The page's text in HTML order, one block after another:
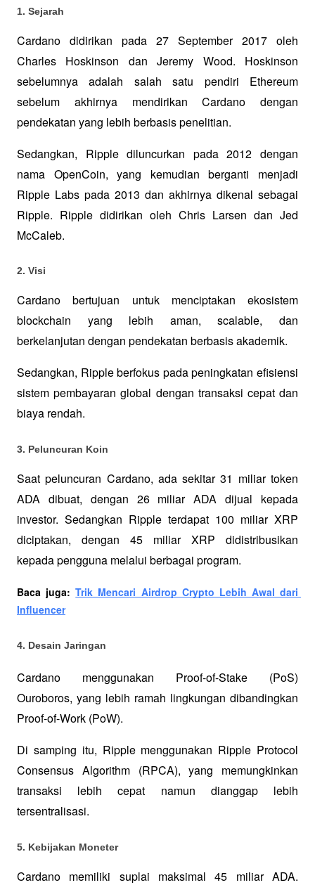
1. Sejarah
Cardano didirikan pada 27 September 2017 oleh
Charles Hoskinson dan Jeremy Wood. Hoskinson
sebelumnya adalah salah satu pendiri Ethereum
sebelum akhirnya mendirikan Cardano dengan
pendekatan yang lebih berbasis penelitian.
Sedangkan, Ripple diluncurkan pada 2012 dengan
nama OpenCoin, yang kemudian berganti menjadi
Ripple Labs pada 2013 dan akhirnya dikenal sebagai
Ripple. Ripple didirikan oleh Chris Larsen dan Jed
McCaleb.
2. Visi
Cardano bertujuan untuk menciptakan ekosistem
blockchain yang lebih aman, scalable, dan
berkelanjutan dengan pendekatan berbasis akademik.
Sedangkan, Ripple berfokus pada peningkatan efisiensi
sistem pembayaran global dengan transaksi cepat dan
biaya rendah.
3. Peluncuran Koin
Saat peluncuran Cardano, ada sekitar 31 miliar token
ADA dibuat, dengan 26 miliar ADA dijual kepada
investor. Sedangkan Ripple terdapat 100 miliar XRP
diciptakan, dengan 45 miliar XRP didistribusikan
kepada pengguna melalui berbagai program.
Baca juga: Trik Mencari Airdrop Crypto Lebih Awal dari
Influencer
4. Desain Jaringan
Cardano menggunakan Proof-of-Stake (PoS)
Ouroboros, yang lebih ramah lingkungan dibandingkan
Proof-of-Work (PoW).
Di samping itu, Ripple menggunakan Ripple Protocol
Consensus Algorithm (RPCA), yang memungkinkan
transaksi lebih cepat namun dianggap lebih
tersentralisasi.
5. Kebijakan Moneter
Cardano memiliki suplai maksimal 45 miliar ADA.